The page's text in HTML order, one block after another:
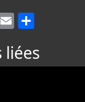
Email
liées